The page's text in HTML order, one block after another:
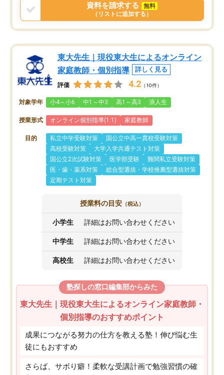
資料を請求する
無料
（リストに追加する）
東大先生｜現役東大生によるオンライン
家庭教師・個別指導
詳しく見る
評価 4.2 （10件）
対象学年 小4～小6 中1～中3 高1～高3 浪人生
授業形式 オンライン個別指導(1:1) 家庭教師
目的 私立中学受験対策
国公立中高一貫校受験対策
高校受験対策
大学入学共通テスト対策
国公立2次試験対策
医学部受験
難関私立受験対策
医・歯・薬系対策
総合型選抜・学校推薦型選抜対策
定期テスト対策
授業料の目安 （税込）
小学生 詳細はお問い合わせください
中学生 詳細はお問い合わせください
高校生 詳細はお問い合わせください
塾探しの窓口編集部からみた
東大先生｜現役東大生によるオンライン家庭教師・
個別指導のおすすめポイント
成果につながる努力の仕方を教える塾！伸び悩む生
徒にもおすすめ
さらば、サボり癖！柔軟な受講計画で勉強習慣の確